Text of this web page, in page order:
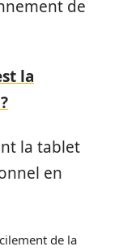
de
la
la tablet
en
de la